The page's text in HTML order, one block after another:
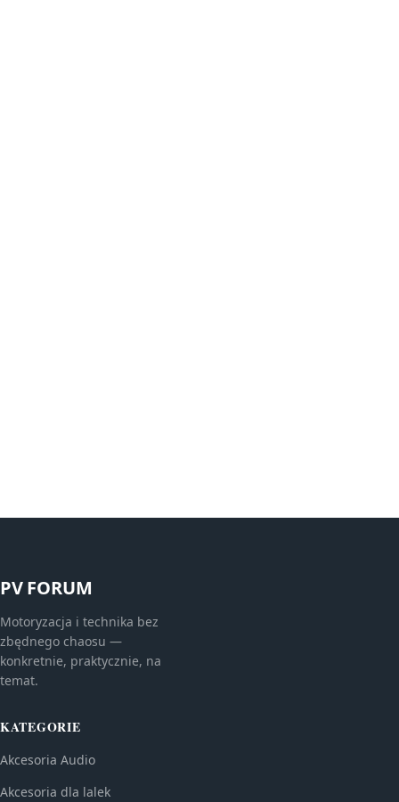
PV FORUM
Motoryzacja i technika bez
zbędnego chaosu —
konkretnie, praktycznie, na
temat.
KATEGORIE
Akcesoria Audio
Akcesoria dla lalek